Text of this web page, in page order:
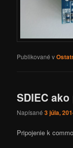
Publikované v
SDIEC
Napísané3 júla,
Pripojenie k